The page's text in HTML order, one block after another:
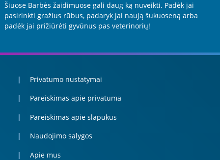
Šiuose Barbės žaidimuose gali daug ką nuveikti. Padėk jai
pasirinkti gražius rūbus, padaryk jai naują šukuoseną arba
padėk jai prižiūrėti gyvūnus pas veterinorių!
Privatumo nustatymai
Pareiskimas apie privatuma
Pareiskimas apie slapukus
Naudojimo salygos
Apie mus